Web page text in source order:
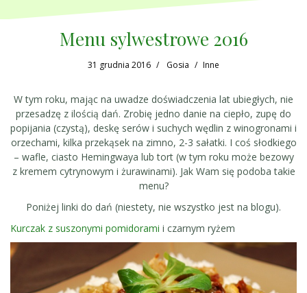
Menu sylwestrowe 2016
31 grudnia 2016 Gosia Inne
W tym roku, mając na uwadze doświadczenia lat ubiegłych, nie
przesadzę z ilością dań. Zrobię jedno danie na ciepło, zupę do
popijania (czystą), deskę serów i suchych wędlin z winogronami i
orzechami, kilka przekąsek na zimno, 2-3 sałatki. I coś słodkiego
– wafle, ciasto Hemingwaya lub tort (w tym roku może bezowy
z kremem cytrynowym i żurawinami). Jak Wam się podoba takie
menu?
Poniżej linki do dań (niestety, nie wszystko jest na blogu).
Kurczak z suszonymi pomidorami i czarnym ryżem